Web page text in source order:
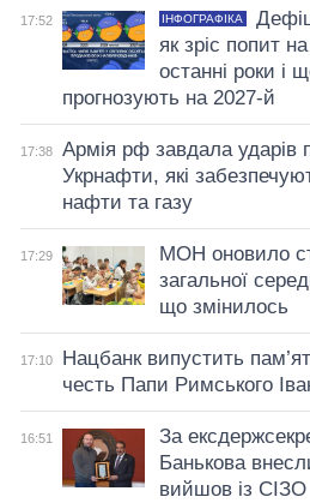
17:52 ІНФОГРАФІКА
як зріс попит
останні роки і
прогнозують на 2027-й
17:38
Армія рф завдала ударів
Укрнафти, які
нафти та газу
17:29
МОН оновило
загальної
що змінилось
17:10
Нацбанк випустить
честь Папи Римського
16:51
За
Банькова
вийшов із СІЗО